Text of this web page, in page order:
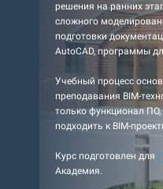
решения на ранних
сложного
подготовки
AutoCAD, программы
Учебный процесс
преподавания BIM-
только функционал ПО,
подходить к BIM-
Курс подготовлен для
Академия.